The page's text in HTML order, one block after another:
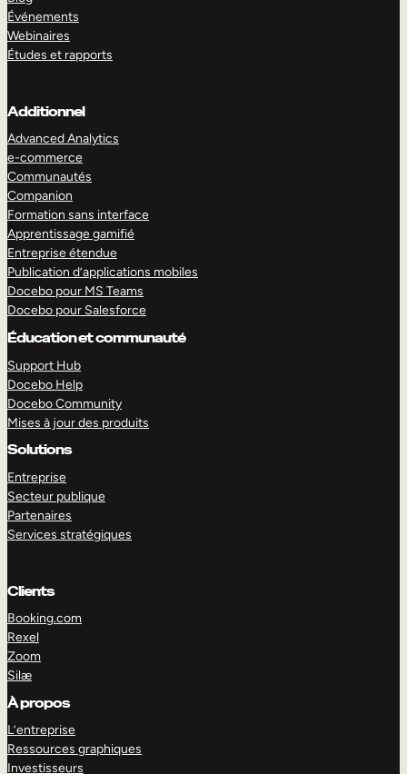
Événements
Webinaires
Études et rapports
Additionnel
Advanced Analytics
e-commerce
Communautés
Companion
Formation sans interface
Apprentissage gamifié
Entreprise étendue
Publication d’applications mobiles
Docebo pour MS Teams
Docebo pour Salesforce
Éducation et communauté
Support Hub
Docebo Help
Docebo Community
Mises à jour des produits
Solutions
Entreprise
Secteur publique
Partenaires
Services stratégiques
Clients
Booking.com
Rexel
Zoom
Silæ
À propos
L’entreprise
Ressources graphiques
Investisseurs